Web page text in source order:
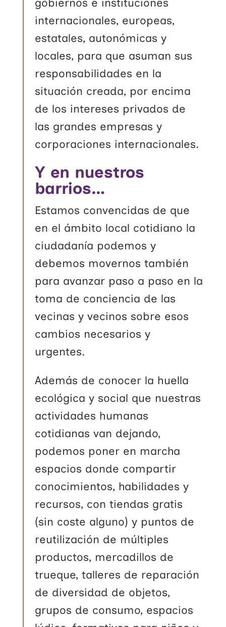
internacionales, europeas,
estatales, autonómicas y
locales, para que asuman sus
responsabilidades en la
situación creada, por encima
de los intereses privados de
las grandes empresas y
corporaciones internacionales.
Y en nuestros
barrios…
Estamos convencidas de que
en el ámbito local cotidiano la
ciudadanía podemos y
debemos movernos también
para avanzar paso a paso en la
toma de conciencia de las
vecinas y vecinos sobre esos
cambios necesarios y
urgentes.
Además de conocer la huella
ecológica y social que nuestras
actividades humanas
cotidianas van dejando,
podemos poner en marcha
espacios donde compartir
conocimientos, habilidades y
recursos, con tiendas gratis
(sin coste alguno) y puntos de
reutilización de múltiples
productos, mercadillos de
trueque, talleres de reparación
de diversidad de objetos,
grupos de consumo, espacios